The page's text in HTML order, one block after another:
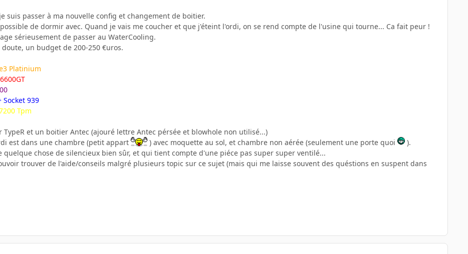
suis passer à ma nouvelle config et changement de boitier.
de dormir avec. Quand je vais me coucher et que j'éteint l'ordi, on se rend compte de l'usine qui tourne... Ca fait peur !
sérieusement de passer au WaterCooling.
doute, un budget de 200-250 €uros.
Platinium
Socket 939
Tpm
TypeR et un boitier Antec (ajouré lettre Antec pérsée et blowhole non utilisé...)
est dans une chambre (petit appart
) avec moquette au sol, et chambre non aérée (seulement une porte quoi
).
quelque chose de silencieux bien sûr, et qui tient compte d'une piéce pas super super ventilé...
trouver de l'aide/conseils malgré plusieurs topic sur ce sujet (mais qui me laisse souvent des quéstions en suspent dans